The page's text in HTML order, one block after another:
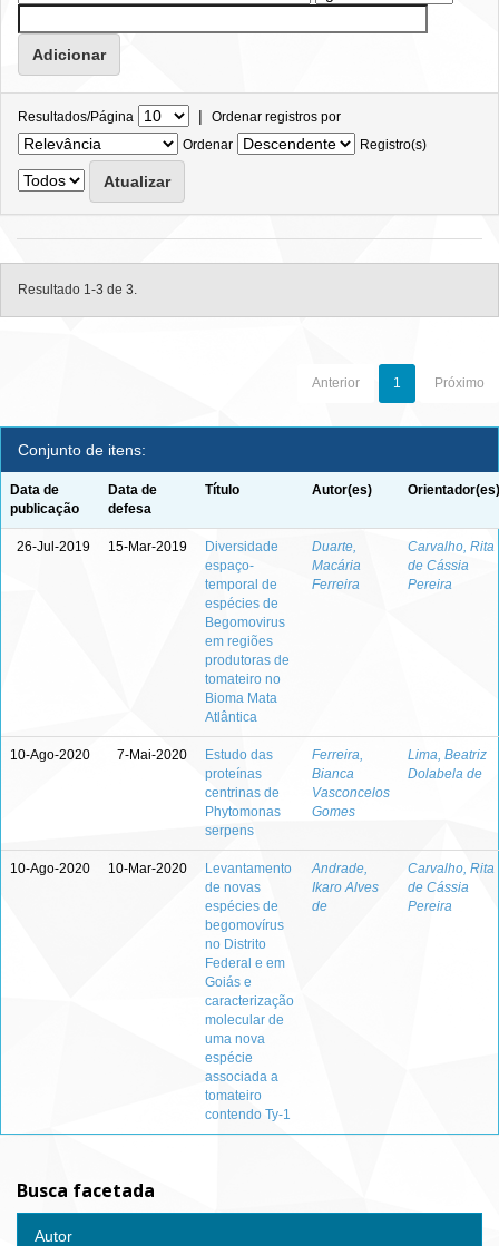
Resultados/Página | Ordenar registros por
Ordenar
Registro(s)
Resultado 1-3 de 3.
Anterior 1 Próximo
Conjunto de itens:
Data de
publicação
Data de
defesa
Título Autor(es) Orientador(es)
26-Jul-2019 15-Mar-2019
Diversidade
espaço-
temporal de
espécies de
Begomovirus
em regiões
produtoras de
tomateiro no
Bioma Mata
Atlântica
Duarte,
Macária
Ferreira
Carvalho, Rita
de Cássia
Pereira
10-Ago-2020 7-Mai-2020
Estudo das
proteínas
centrinas de
Phytomonas
serpens
Ferreira,
Bianca
Vasconcelos
Gomes
Lima, Beatriz
Dolabela de
10-Ago-2020 10-Mar-2020
Levantamento
de novas
espécies de
begomovírus
no Distrito
Federal e em
Goiás e
caracterização
molecular de
uma nova
espécie
associada a
tomateiro
contendo Ty-1
Andrade,
Ikaro Alves
de
Carvalho, Rita
de Cássia
Pereira
Busca facetada
Autor